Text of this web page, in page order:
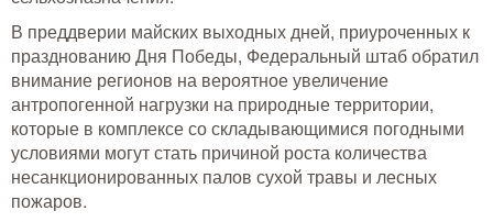
В преддверии майских выходных дней, приуроченных к
празднованию Дня Победы, Федеральный штаб обратил
внимание регионов на вероятное увеличение
антропогенной нагрузки на природные территории,
которые в комплексе со складывающимися погодными
условиями могут стать причиной роста количества
несанкционированных палов сухой травы и лесных
пожаров.